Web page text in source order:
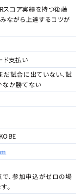
スコア実績を持つ後藤
ながら上達するコツが
支払い
試合に出ていない、試
か勝てない
、参加申込がゼロの場
。